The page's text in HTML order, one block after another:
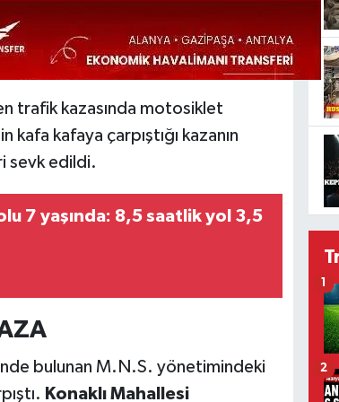
trafik kazasında motosiklet
kafaya çarpıştığı kazanın
sevk edildi.
7 yaşında: 8,5 saatlik yol 3,5
bulunan M.N.S. yönetimindeki
Konaklı Mahallesi
1
2